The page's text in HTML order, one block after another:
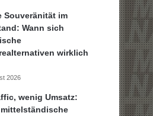
Souveränität im
Wann sich
wirklich
2026
wenig Umsatz:
mittelständische